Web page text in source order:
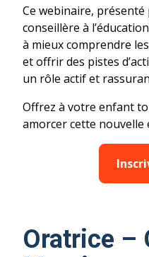
Ce webinaire,
conseillère à
à mieux comprendre
et offrir des pistes
un rôle actif et
Offrez à votre enfant
amorcer cette nouvelle
Oratrice –